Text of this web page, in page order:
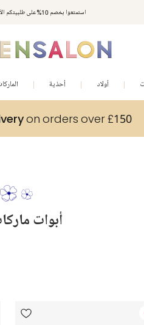
استمتعوا بخصم 10% على طلبيتكم الأولى كهدية ترحيب. سجلوا من هنا
أولاد أحذية
on orders over £150
أبوات